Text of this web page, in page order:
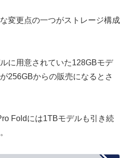
変更点の一つがストレージ構成
に用意されていた128GBモデ
256GBからの販売になるとさ
Foldには1TBモデルも引き続